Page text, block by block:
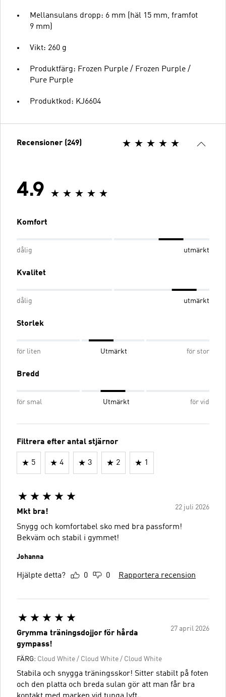
Mellansulans dropp: 6 mm (häl 15 mm, framfot
9 mm)
Vikt: 260 g
Produktfärg: Frozen Purple / Frozen Purple /
Pure Purple
Produktkod: KJ6604
Recensioner (249)
4.9
Komfort
dålig utmärkt
Kvalitet
dålig utmärkt
Storlek
för liten Utmärkt för stor
Bredd
för smal Utmärkt för vid
Filtrera efter antal stjärnor
5 4 3 2 1
22 juli 2026
Mkt bra!
Snygg och komfortabel sko med bra passform!
Bekväm och stabil i gymmet!
Johanna
Hjälpte detta? 0 0 Rapportera recension
27 april 2026
Grymma träningsdojjor för hårda
gympass!
FÄRG: Cloud White / Cloud White / Cloud White
Stabila och snygga träningsskor! Sitter stabilt på foten
och den platta och breda sulan gör att man får bra